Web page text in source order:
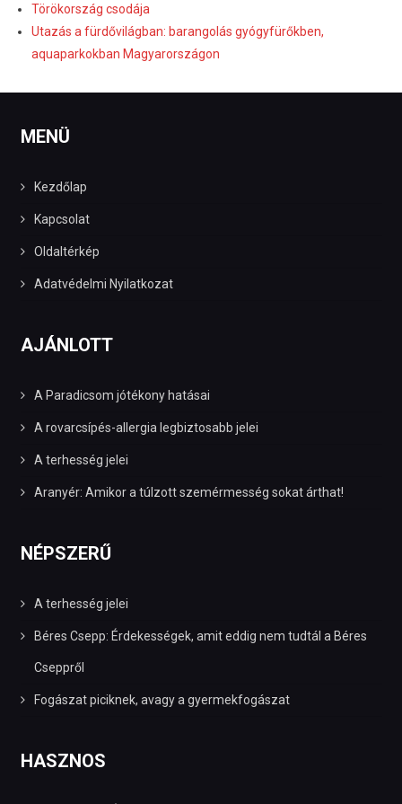
Törökország csodája
Utazás a fürdővilágban: barangolás gyógyfürőkben,
aquaparkokban Magyarországon
MENÜ
Kezdőlap
Kapcsolat
Oldaltérkép
Adatvédelmi Nyilatkozat
AJÁNLOTT
A Paradicsom jótékony hatásai
A rovarcsípés-allergia legbiztosabb jelei
A terhesség jelei
Aranyér: Amikor a túlzott szemérmesség sokat árthat!
NÉPSZERŰ
A terhesség jelei
Béres Csepp: Érdekességek, amit eddig nem tudtál a Béres
Cseppről
Fogászat piciknek, avagy a gyermekfogászat
HASZNOS